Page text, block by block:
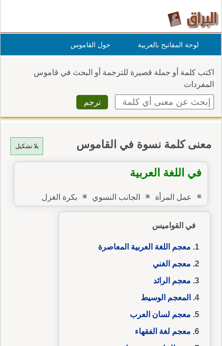
لوحة المفاتيح بالعربية حول القاموس
اكتب كلمة أو جملة قصيرة للترجمة أو البحث في قاموس
المفردات
بلا تشكيل معنى كلمة نسوة في القاموس
في اللغة العربية
عمل المرأة الجانب النسوي بكرة الغزل
في القواميس
معجم اللغة العربية المعاصرة
معجم الغني
معجم الرائد
المعجم الوسيط
معجم لسان العرب
معجم لغة الفقهاء